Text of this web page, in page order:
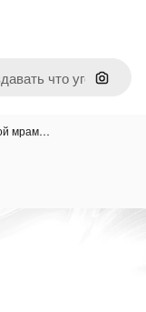
Поиск
мрам…